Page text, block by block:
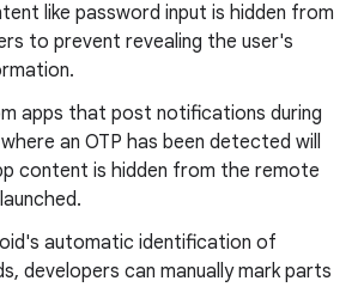
like password input is hidden from
to prevent revealing the user's
apps that post notifications during
an OTP has been detected will
content is hidden from the remote
automatic identification of
developers can manually mark parts